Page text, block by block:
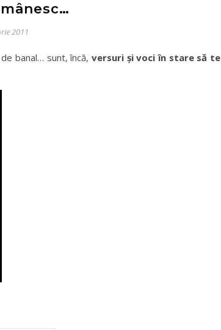
2011
de banal… sunt, încă,versuri şi voci în stare să te